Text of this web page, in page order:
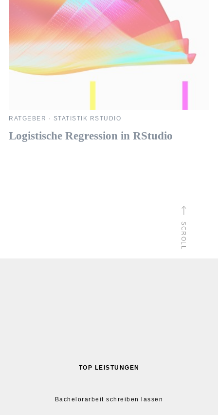
RATGEBER · STATISTIK RSTUDIO
Logistische Regression in RStudio
TOP LEISTUNGEN
Bachelorarbeit schreiben lassen
SCROLL